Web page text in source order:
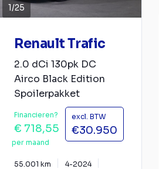
1/25
Renault Trafic
2.0 dCi 130pk DC
Airco Black Edition
Spoilerpakket
Financieren?
€ 718,55
per maand
excl. BTW
€30.950
55.001 km
4-2024